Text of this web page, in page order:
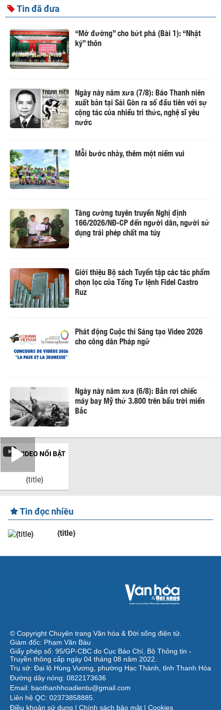
Tin đã đưa
“Mở đường” cho bứt phá (Bài 1): “Nhật
ký” thôn
Ngày này năm xưa (7/8): Báo Thanh niên
xuất bản tại Sài Gòn ra số đầu tiên với sự
cộng tác của nhiều tri thức, nghệ sĩ yêu
nước
Mỗi bước nhảy, thêm một niềm vui
Tăng cường tuyên truyền Nghị định
166/2026/NĐ-CP đến người dân, người sử
dụng trái phép chất ma túy
Giới thiệu Bộ sách Tuyển tập các tác phẩm
chọn lọc của Tổng Tư lệnh Fidel Castro
Ruz
Phát động Cuộc thi Sáng tạo Video 2026
cho công dân Pháp ngữ
Ngày này năm xưa (6/8): Bắn rơi chiếc
máy bay Mỹ thứ 3.800 trên bầu trời miền
Bắc
VIDEO NỔI BẬT
{title}
Tin đọc nhiều
{title}
© Copyright Chuyên trang Văn hóa & Đời sống điện tử.
Giám đốc: Phạm Văn Báu
Giấy phép số: 95/GP-CBC do Cục Báo Chí, Bộ Thông tin -
Truyền thông cấp ngày 04 tháng 08 năm 2022.
Trụ sở: Đại lộ Hùng Vương, phường Hạc Thành, tỉnh Thanh Hóa
Đường dây nóng: 0822173636
Email: baothanhhoadientu@gmail.com
Liên hệ QC: 02373858885.
Điều khoản sử dụng | Chính sách bảo mật | Cookies